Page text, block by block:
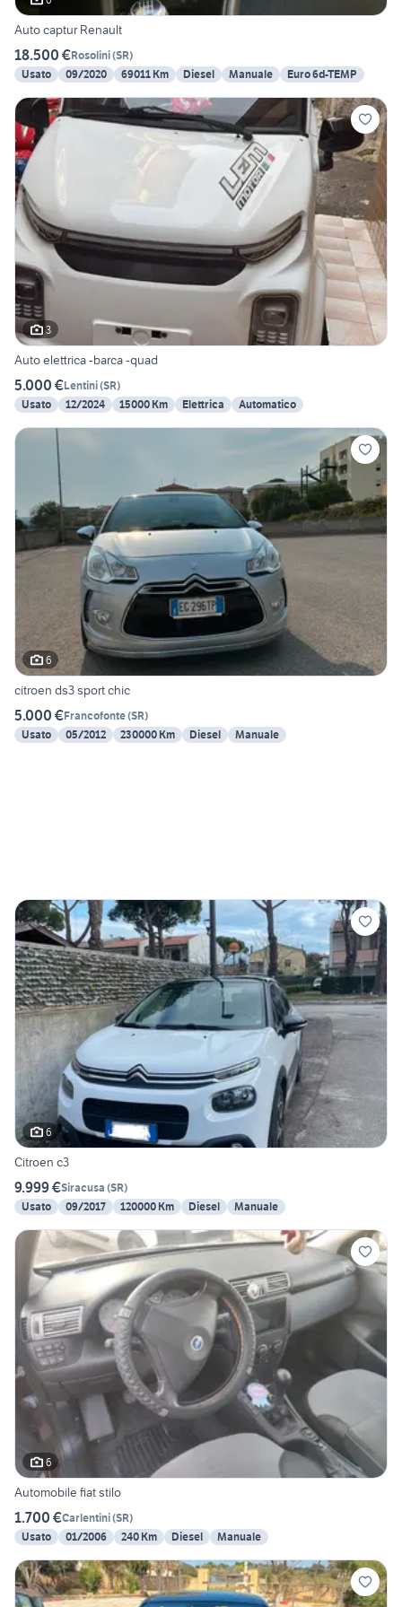
Auto captur Renault
18.500 €Rosolini(SR)
Usato
09/2020 69011 Km Diesel Manuale Euro 6d-TEMP
3
Auto elettrica -barca -quad
5.000 €Lentini(SR)
Usato
12/2024 15000 Km Elettrica Automatico
6
citroen ds3 sport chic
5.000 €Francofonte(SR)
Usato
05/2012 230000 Km Diesel Manuale
6
Citroen c3
9.999 €Siracusa (SR)
Usato
09/2017 120000 Km Diesel Manuale
6
Automobile fiat stilo
1.700 €Carlentini(SR)
Usato
01/2006 240 Km Diesel Manuale